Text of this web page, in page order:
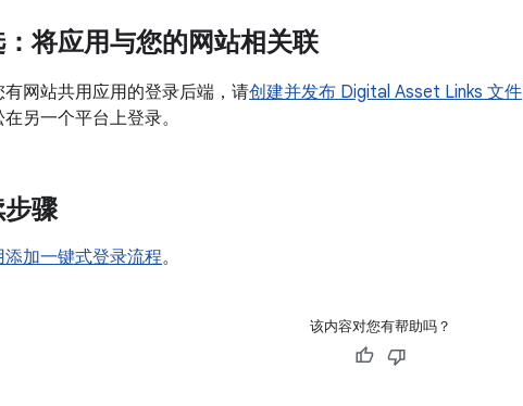
将应用与您的网站相关联
有网站共用应用的登录后端，请创建并发布 Digital Asset Links 文件
另一个平台上登录。
骤
添加一键式登录流程。
该内容对您有帮助吗？